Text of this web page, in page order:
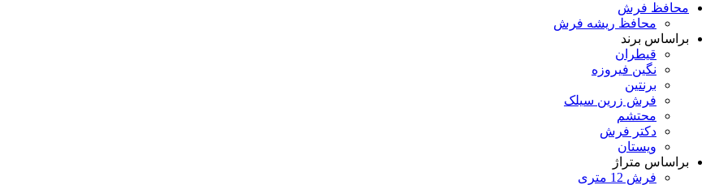
محافظ فرش
محافظ ریشه فرش
براساس برند
قیطران
نگین فیروزه
برنتین
فرش زرین سیلک
محتشم
دکتر فرش
ویستان
براساس متراژ
فرش 12 متری